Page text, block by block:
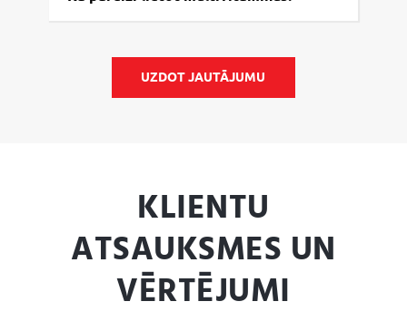
– mikrokristāliskā celuloze, magnija oksīds;
UZDOT JAUTĀJUMU
KLIENTU
ATSAUKSMES UN
VĒRTĒJUMI